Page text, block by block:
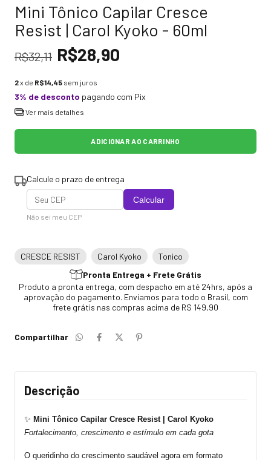
Mini Tônico Capilar Cresce
Resist | Carol Kyoko - 60ml
R$32,11 R$28,90
2x de R$14,45 sem juros
3% de desconto pagando com Pix
Ver mais detalhes
Calcule o prazo de entrega
Calcular
Não sei meu CEP
CRESCE RESIST Carol Kyoko
Tonico
Pronta Entrega + Frete Grátis
Produto a pronta entrega, com despacho em até 24hrs, após a
aprovação do pagamento. Enviamos para todo o Brasil, com
frete grátis nas compras acima de R$ 149,90
Compartilhar
Descrição
✨ Mini Tônico Capilar Cresce Resist | Carol Kyoko
Fortalecimento, crescimento e estímulo em cada gota
O queridinho do crescimento saudável agora em formato